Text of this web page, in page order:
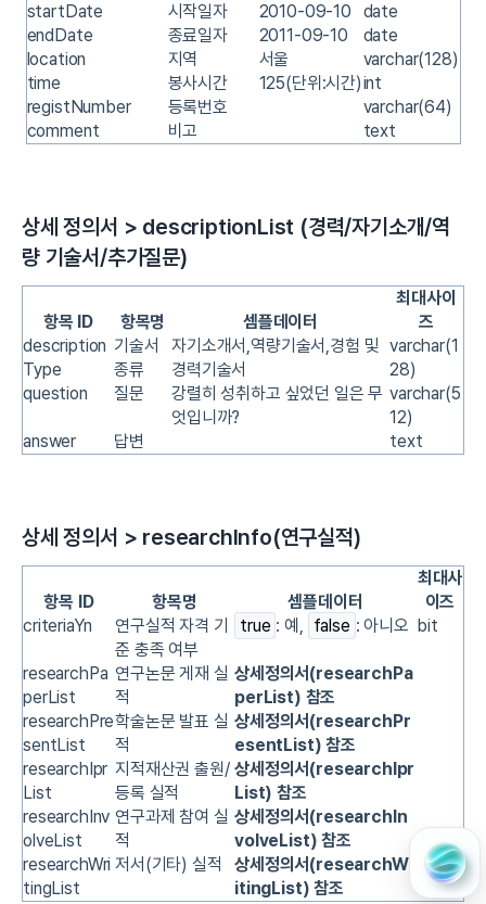
startDate
시작일자 2010-09-10
date
endDate
종료일자 2011-09-10
date
location
지역 서울
varchar(128)
time
봉사시간 125(단위:시간)int
registNumber
등록번호
varchar(64)
comment
비고 text
상세 정의서 > descriptionList (경력/자기소개/역
량 기술서/추가질문)
항목 ID 항목명 셈플데이터
최대사이
즈
description
Type
기술서
종류
자기소개서,역량기술서,경험 및
경력기술서
varchar(1
28)
question
질문
강렬히 성취하고 싶었던 일은 무
엇입니까?
varchar(5
12)
answer
답변 text
상세 정의서 > researchInfo(연구실적)
항목 ID 항목명 셈플데이터
최대사
이즈
criteriaYn
연구실적 자격 기
준 충족 여부
true : 예, false : 아니오 bit
researchPa
perList
연구논문 게재 실
적
상세정의서(researchPa
perList) 참조
researchPre
sentList
학술논문 발표 실
적
상세정의서(researchPr
esentList) 참조
researchIpr
List
지적재산권 출원/
등록 실적
상세정의서(researchIpr
List) 참조
researchInv
olveList
연구과제 참여 실
적
상세정의서(researchIn
volveList) 참조
researchWri
tingList
저서(기타) 실적
상세정의서(researchWr
itingList) 참조